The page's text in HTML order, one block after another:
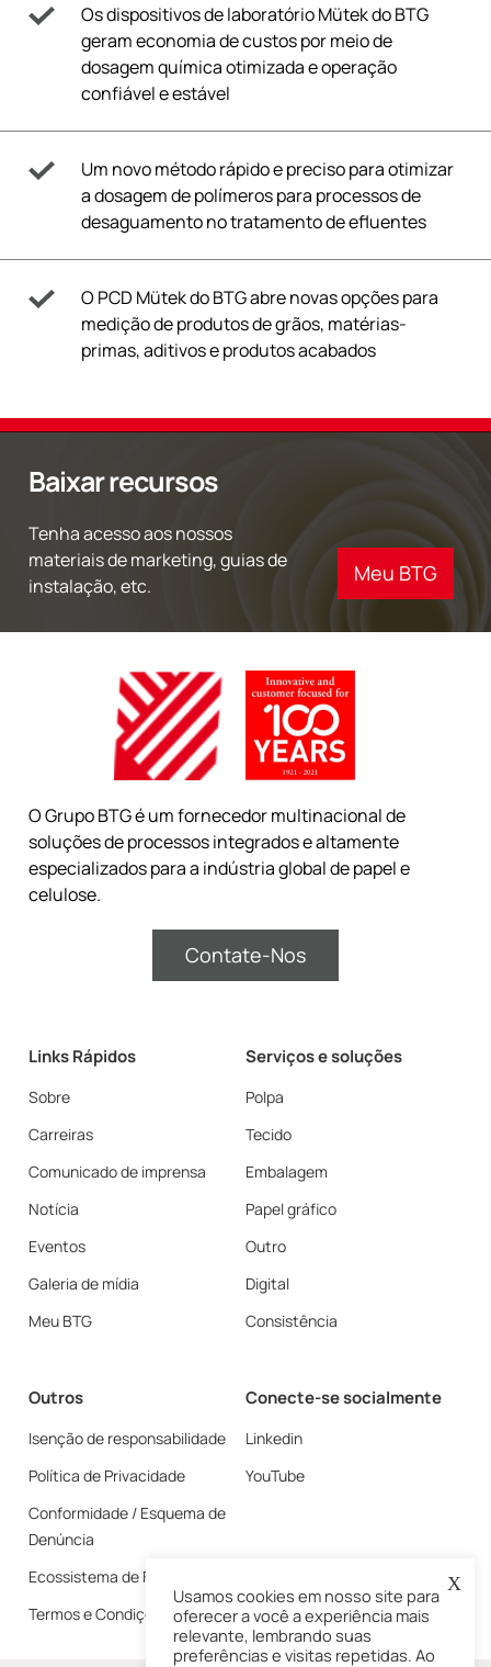
Os dispositivos de laboratório Mütek do BTG
geram economia de custos por meio de
dosagem química otimizada e operação
confiável e estável
Um novo método rápido e preciso para otimizar
a dosagem de polímeros para processos de
desaguamento no tratamento de efluentes
O PCD Mütek do BTG abre novas opções para
medição de produtos de grãos, matérias-
primas, aditivos e produtos acabados
Baixar recursos
Tenha acesso aos nossos
materiais de marketing, guias de
instalação, etc.
Meu BTG
O Grupo BTG é um fornecedor multinacional de
soluções de processos integrados e altamente
especializados para a indústria global de papel e
celulose.
Contate-Nos
Links Rápidos
Sobre
Carreiras
Comunicado de imprensa
Notícia
Eventos
Galeria de mídia
Meu BTG
Serviços e soluções
Polpa
Tecido
Embalagem
Papel gráfico
Outro
Digital
Consistência
Outros
Isenção de responsabilidade
Política de Privacidade
Conformidade / Esquema de
Denúncia
Ecossistema de Fornecedores
Termos e Condições
Conecte-se socialmente
Linkedin
YouTube
X
Usamos cookies em nosso site para
oferecer a você a experiência mais
relevante, lembrando suas
preferências e visitas repetidas. Ao